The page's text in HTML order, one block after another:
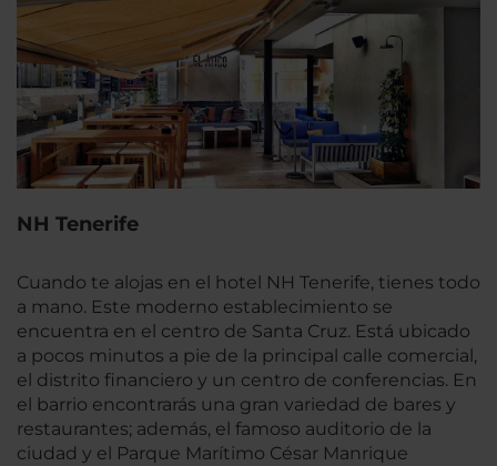
NH Tenerife
Cuando te alojas en el hotel NH Tenerife, tienes todo
a mano. Este moderno establecimiento se
encuentra en el centro de Santa Cruz. Está ubicado
a pocos minutos a pie de la principal calle comercial,
el distrito financiero y un centro de conferencias. En
el barrio encontrarás una gran variedad de bares y
restaurantes; además, el famoso auditorio de la
ciudad y el Parque Marítimo César Manrique